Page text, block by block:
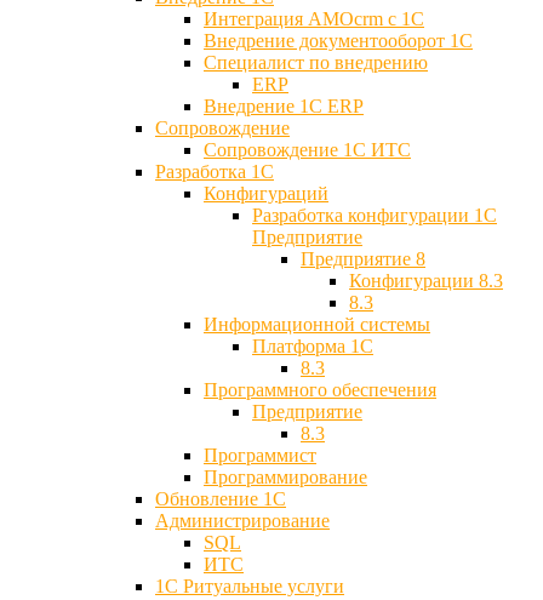
Интеграция AMOcrm с 1C
Внедрение документооборот 1С
Специалист по внедрению
ERP
Внедрение 1С ERP
Cопровождение
Cопровождение 1С ИТС
Разработка 1C
Конфигураций
Разработка конфигурации 1С
Предприятие
Предприятие 8
Конфигурации 8.3
8.3
Информационной системы
Платформа 1С
8.3
Программного обеспечения
Предприятие
8.3
Программист
Программирование
Обновление 1С
Администрирование
SQL
ИТС
1С Ритуальные услуги